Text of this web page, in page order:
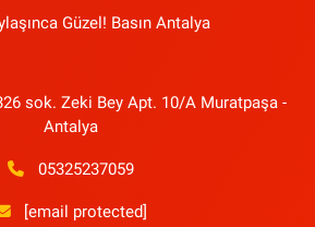
Güzel! Basın Antalya
sok. Zeki Bey Apt. 10/A Muratpaşa -
Antalya
05325237059
[email protected]